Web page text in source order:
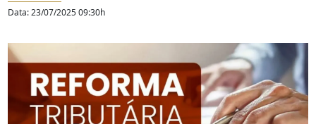
Data: 23/07/2025 09:30h